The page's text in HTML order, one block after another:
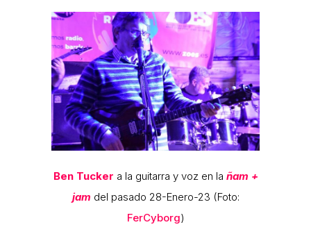
Ben Tucker a la guitarra y voz en la ñam +
jam del pasado 28-Enero-23 (Foto:
FerCyborg)